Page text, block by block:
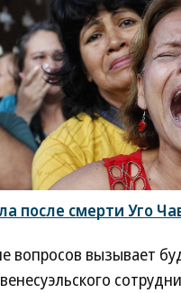
после смерти Уго
вопросов вызывает